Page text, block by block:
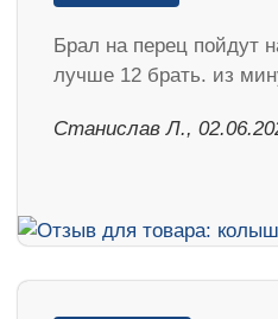
Брал на перец пойдут
лучше 12 брать. из
Станислав Л.,